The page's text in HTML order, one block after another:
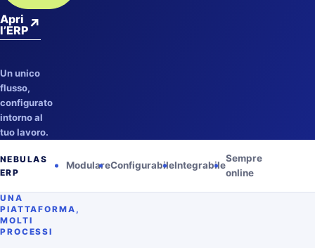
Apri
l’ERP↗
Un unico
flusso,
configurato
intorno al
tuo lavoro.
NEBULAS
ERP
ModulareConfigurabileIntegrabile
Sempre
online
UNA
PIATTAFORMA,
MOLTI
PROCESSI